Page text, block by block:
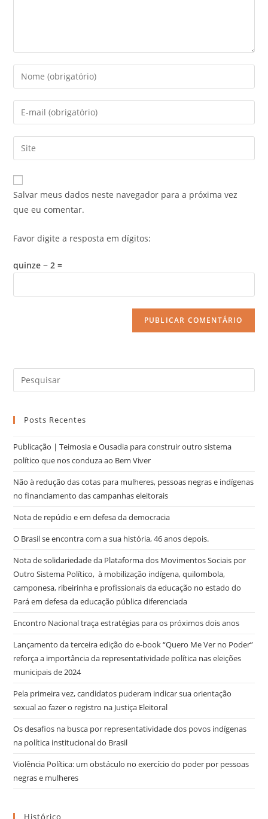
Salvar meus dados neste navegador para a próxima vez
que eu comentar.
Favor digite a resposta em dígitos:
quinze − 2 =
Posts Recentes
Publicação | Teimosia e Ousadia para construir outro sistema
político que nos conduza ao Bem Viver
Não à redução das cotas para mulheres, pessoas negras e indígenas
no financiamento das campanhas eleitorais
Nota de repúdio e em defesa da democracia
O Brasil se encontra com a sua história, 46 anos depois.
Nota de solidariedade da Plataforma dos Movimentos Sociais por
Outro Sistema Político, à mobilização indígena, quilombola,
camponesa, ribeirinha e profissionais da educação no estado do
Pará em defesa da educação pública diferenciada
Encontro Nacional traça estratégias para os próximos dois anos
Lançamento da terceira edição do e-book “Quero Me Ver no Poder”
reforça a importância da representatividade política nas eleições
municipais de 2024
Pela primeira vez, candidatos puderam indicar sua orientação
sexual ao fazer o registro na Justiça Eleitoral
Os desafios na busca por representatividade dos povos indígenas
na política institucional do Brasil
Violência Política: um obstáculo no exercício do poder por pessoas
negras e mulheres
Histórico